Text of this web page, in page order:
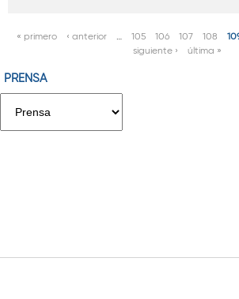
g
a
« primero ‹ anterior … 105 106 107 108
siguiente ›
última »
PRENSA